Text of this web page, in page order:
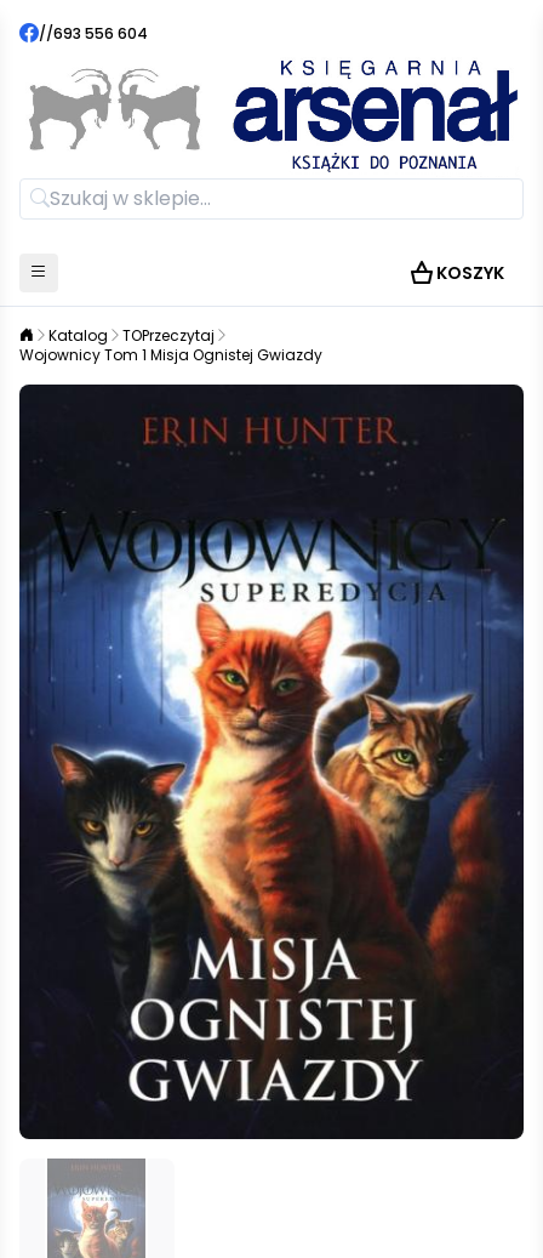
//693 556 604
KOSZYK
Katalog
TOPrzeczytaj
Wojownicy Tom 1 Misja Ognistej Gwiazdy